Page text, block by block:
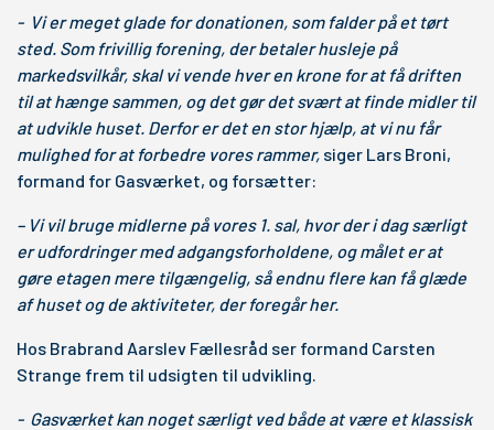
- Vi er meget glade for donationen, som falder på et tørt
sted. Som frivillig forening, der betaler husleje på
markedsvilkår, skal vi vende hver en krone for at få driften
til at hænge sammen, og det gør det svært at finde midler til
at udvikle huset. Derfor er det en stor hjælp, at vi nu får
mulighed for at forbedre vores rammer, siger Lars Broni,
formand for Gasværket, og forsætter:
– Vi vil bruge midlerne på vores 1. sal, hvor der i dag særligt
er udfordringer med adgangsforholdene, og målet er at
gøre etagen mere tilgængelig, så endnu flere kan få glæde
af huset og de aktiviteter, der foregår her.
Hos Brabrand Aarslev Fællesråd ser formand Carsten
Strange frem til udsigten til udvikling.
- Gasværket kan noget særligt ved både at være et klassisk